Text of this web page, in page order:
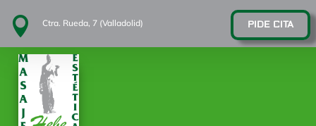
 Ctra. Rueda, 7 (Valladolid) PIDE CITA